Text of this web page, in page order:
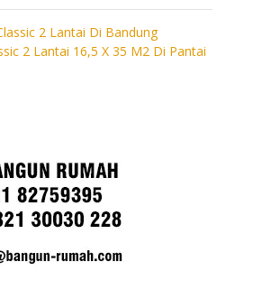
2 Lantai Di Bandung
2 Lantai 16,5 X 35 M2 Di Pantai